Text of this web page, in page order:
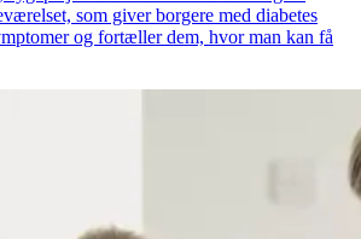
som giver borgere med diabetes
og fortæller dem, hvor man kan få